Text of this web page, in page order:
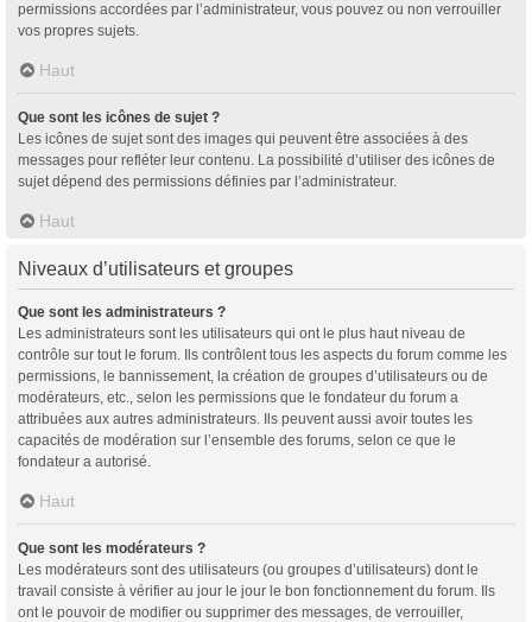
permissions accordées par l’administrateur, vous pouvez ou non verrouiller
vos propres sujets.
Haut
Que sont les icônes de sujet ?
Les icônes de sujet sont des images qui peuvent être associées à des
messages pour refléter leur contenu. La possibilité d’utiliser des icônes de
sujet dépend des permissions définies par l’administrateur.
Haut
Niveaux d’utilisateurs et groupes
Que sont les administrateurs ?
Les administrateurs sont les utilisateurs qui ont le plus haut niveau de
contrôle sur tout le forum. Ils contrôlent tous les aspects du forum comme les
permissions, le bannissement, la création de groupes d’utilisateurs ou de
modérateurs, etc., selon les permissions que le fondateur du forum a
attribuées aux autres administrateurs. Ils peuvent aussi avoir toutes les
capacités de modération sur l’ensemble des forums, selon ce que le
fondateur a autorisé.
Haut
Que sont les modérateurs ?
Les modérateurs sont des utilisateurs (ou groupes d’utilisateurs) dont le
travail consiste à vérifier au jour le jour le bon fonctionnement du forum. Ils
ont le pouvoir de modifier ou supprimer des messages, de verrouiller,